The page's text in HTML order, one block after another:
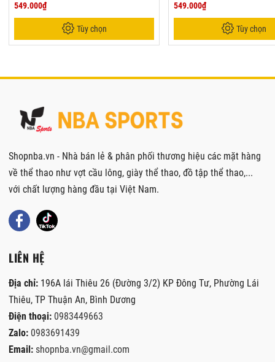
549.000₫
Tùy chọn
549.000₫
Tùy chọn
Shopnba.vn - Nhà bán lẻ & phân phối thương hiệu các mặt hàng
về thể thao như vợt cầu lông, giày thể thao, đồ tập thể thao,...
với chất lượng hàng đầu tại Việt Nam.
LIÊN HỆ
Địa chỉ: 196A lái Thiêu 26 (Đường 3/2) KP Đông Tư, Phường Lái
Thiêu, TP Thuận An, Bình Dương
Điện thoại: 0983449663
Zalo: 0983691439
Email: shopnba.vn@gmail.com